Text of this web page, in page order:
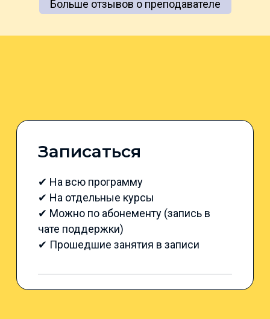
Больше отзывов о преподавателе
Записаться
✔ На всю программу
✔ На отдельные курсы
✔ Можно по абонементу (запись в
чате поддержки)
✔ Прошедшие занятия в записи